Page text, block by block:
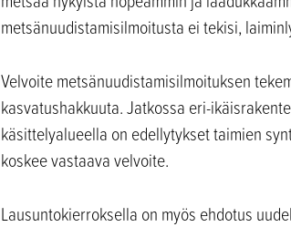
metsänuudistamisilmoitusta ei tekisi,
Velvoite metsänuudistamisilmoituksen
kasvatushakkuuta. Jatkossa eri-
käsittelyalueella on edellytykset taimien
koskee vastaava velvoite.
Lausuntokierroksella on myös ehdotus